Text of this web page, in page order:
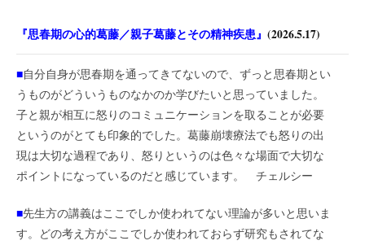
『思春期の心的葛藤／親子葛藤とその精神疾患』 (2026.5.17)
■自分自身が思春期を通ってきてないので、ずっと思春期とい
うものがどういうものなかのか学びたいと思っていました。
子と親が相互に怒りのコミュニケーションを取ることが必要
というのがとても印象的でした。葛藤崩壊療法でも怒りの出
現は大切な過程であり、怒りというのは色々な場面で大切な
ポイントになっているのだと感じています。 チェルシー
■先生方の講義はここでしか使われてない理論が多いと思いま
す。どの考え方がここでしか使われておらず研究もされてな